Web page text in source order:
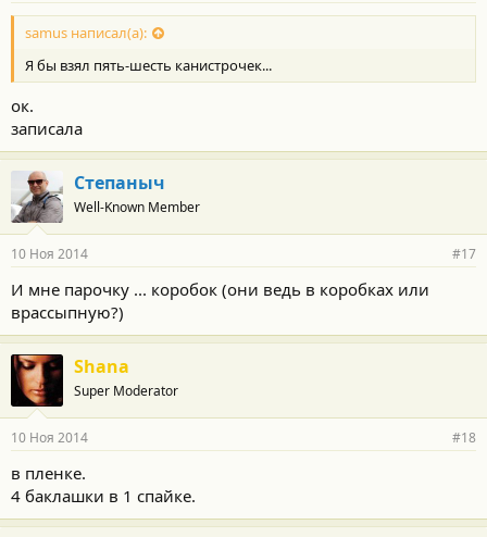
samus написал(а):
Я бы взял пять-шесть канистрочек...
ок.
записала
Степаныч
Well-Known Member
10 Ноя 2014 #17
И мне парочку ... коробок (они ведь в коробках или
врассыпную?)
Shana
Super Moderator
10 Ноя 2014 #18
в пленке.
4 баклашки в 1 спайке.